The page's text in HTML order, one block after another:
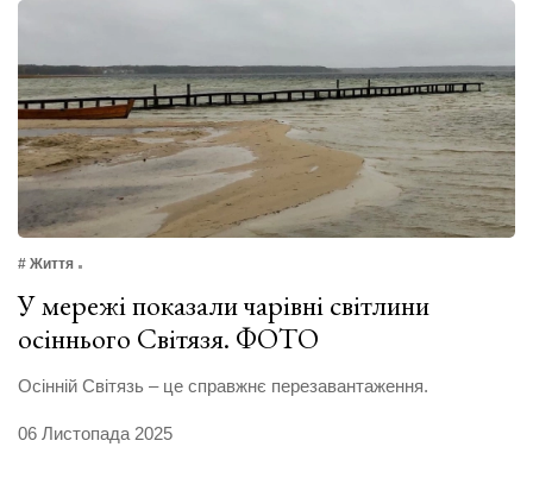
# Життя
У мережі показали чарівні світлини
осіннього Світязя. ФОТО
Осінній Світязь – це справжнє перезавантаження.
06 Листопада 2025